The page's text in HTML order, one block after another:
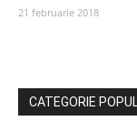
21 februarie 2018
CATEGORIE